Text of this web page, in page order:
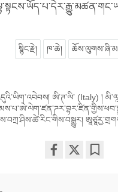
སྙིང་རྗེ། ཁ་ཆེ།
ཨི་ཊ་ལི་ (Italy) །